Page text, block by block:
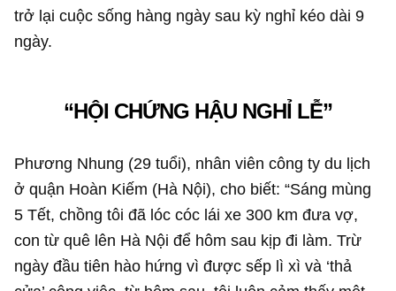
trở lại cuộc sống hàng ngày sau kỳ nghỉ kéo dài 9
ngày.
“HỘI CHỨNG HẬU NGHỈ LỄ”
Phương Nhung (29 tuổi), nhân viên công ty du lịch
ở quận Hoàn Kiếm (Hà Nội), cho biết: “Sáng mùng
5 Tết, chồng tôi đã lóc cóc lái xe 300 km đưa vợ,
con từ quê lên Hà Nội để hôm sau kịp đi làm. Trừ
ngày đầu tiên hào hứng vì được sếp lì xì và ‘thả